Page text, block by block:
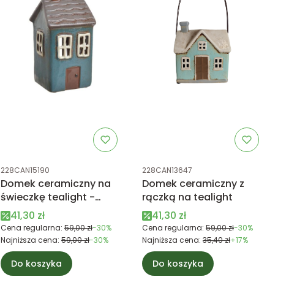
Kod produktu
228CAN15190
Domek ceramiczny na
świeczkę tealight -
morski
Cena promocyjna
41,30 zł
Cena regularna: 59,00 zł-30%
Najniższa cena: 59,00 zł-30%
Do koszyka
Kod produktu
228CAN13647
Domek ceramiczny z
rączką na tealight
Cena promocyjna
41,30 zł
Cena regularna: 59,00 zł-30%
Najniższa cena: 35,40 zł+17%
Do koszyka